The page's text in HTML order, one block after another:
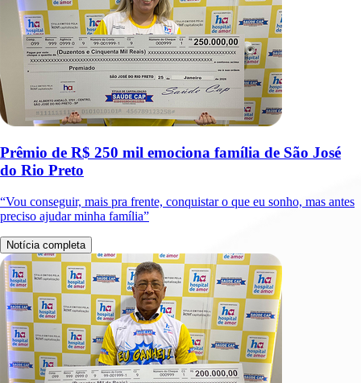
Prêmio de R$ 250 mil emociona família de São José
do Rio Preto
“Vou conseguir, mais pra frente, conquistar o que eu sonho, mas antes
preciso ajudar minha família”
Notícia completa